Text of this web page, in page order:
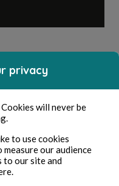
privacy
will never be
to use cookies
our audience
to our site and